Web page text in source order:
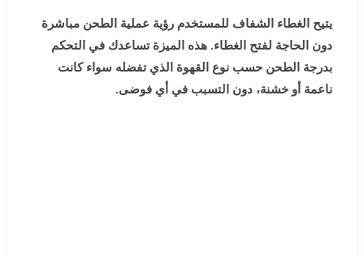
يتيح الغطاء الشفاف للمستخدم رؤية عملية الطحن مباشرة
دون الحاجة لفتح الغطاء. هذه الميزة تساعدك في التحكم
بدرجة الطحن حسب نوع القهوة الذي تفضله سواء كانت
ناعمة أو خشنة، دون التسبب في أي فوضى.